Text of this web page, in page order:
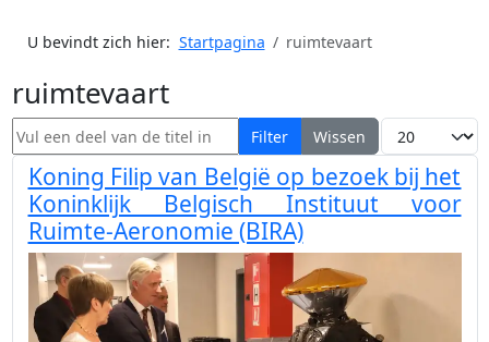
U bevindt zich hier: Startpagina ruimtevaart
ruimtevaart
Vul een deel van de titel in Filter Wissen Toon #
Koning Filip van België op bezoek bij het
Koninklijk Belgisch Instituut voor
Ruimte-Aeronomie (BIRA)